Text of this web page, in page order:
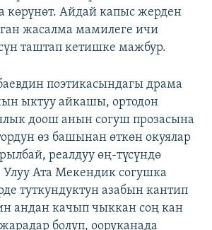
көрүнөт. Айдай капыс жерден
жасалма мамилеге ичи
таштап кетишке мажбур.
поэтикасындагы драма
ыктуу айкашы, ортодон
доош анын согуш прозасына
өз башынан өткөн окуялар
реалдуу өң-түсүндө
Ата Мекендик согушка
туткундуктун азабын кантип
андан качып чыккан соң кан
болуп, ооруканада